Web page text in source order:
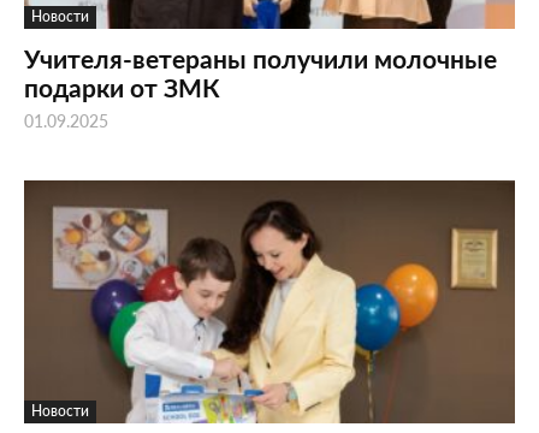
Новости
Учителя-ветераны получили молочные
подарки от ЗМК
01.09.2025
Новости